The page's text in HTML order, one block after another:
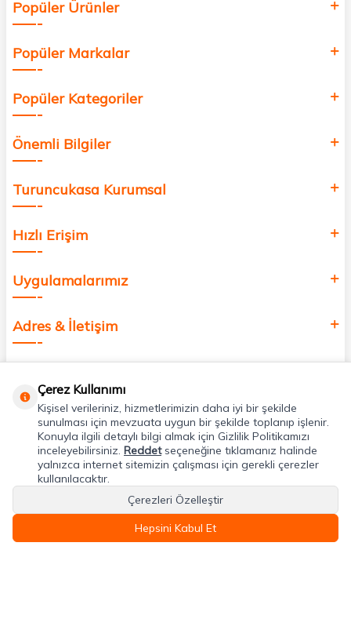
değer katmak için bize katılın!
Popüler Ürünler
Popüler Markalar
Popüler Kategoriler
Önemli Bilgiler
Turuncukasa Kurumsal
Hızlı Erişim
Uygulamalarımız
Adres & İletişim
Çerez Kullanımı
Kişisel verileriniz, hizmetlerimizin daha iyi bir şekilde
sunulması için mevzuata uygun bir şekilde toplanıp işlenir.
Konuyla ilgili detaylı bilgi almak için Gizlilik Politikamızı
inceleyebilirsiniz. Reddetseçeneğine tıklamanız halinde
yalnızca internet sitemizin çalışması için gerekli çerezler
kullanılacaktır.
Çerezleri Özelleştir
Hepsini Kabul Et